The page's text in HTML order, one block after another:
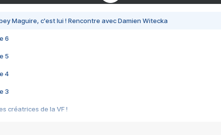
Maguire, c'est lui ! Rencontre avec Damien Witecka
6
5
4
3
créatrices de la VF !